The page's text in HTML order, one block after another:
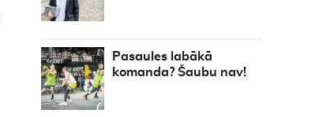
Pasaules labākā
komanda? Šaubu nav!